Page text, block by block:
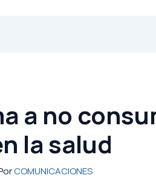
a no
la salud
COMUNICACIONES